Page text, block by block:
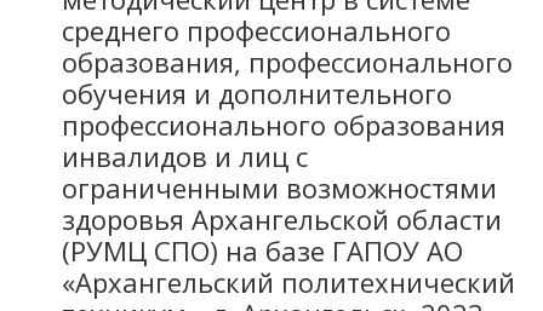
среднего профессионального
образования, профессионального
обучения и дополнительного
профессионального образования
инвалидов и лиц с
ограниченными возможностями
здоровья Архангельской области
(РУМЦ СПО) на базе ГАПОУ АО
«Архангельский политехнический